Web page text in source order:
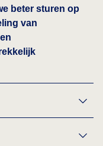
beter sturen op
van